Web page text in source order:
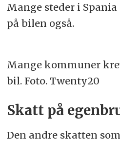
Mange steder i
på bilen også.
Mange kommuner
bil. Foto. Twenty20
Skatt på
Den andre skatten